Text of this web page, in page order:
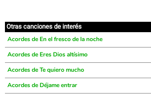
Otras canciones de interés
Acordes de En el fresco de la noche
Acordes de Eres Dios altísimo
Acordes de Te quiero mucho
Acordes de Déjame entrar